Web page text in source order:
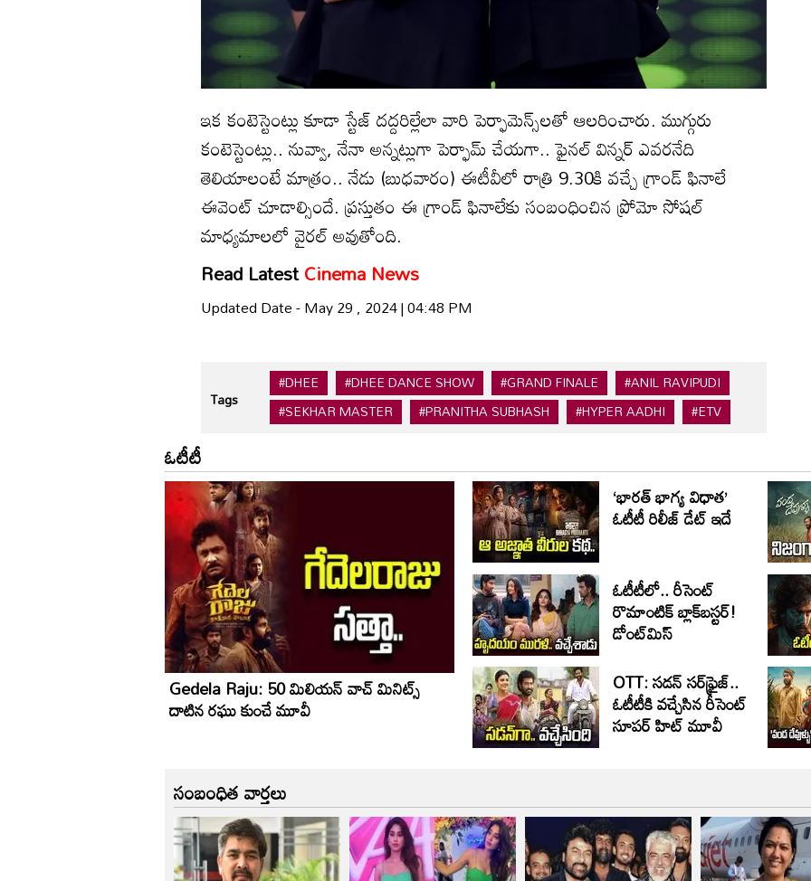
ఇక కంటెస్టెంట్లు కూడా స్టేజ్ దద్దరిల్లేలా వారి పెర్ఫామెన్స్‌‌లతో ఆలరించారు. ముగ్గురు
కంటెస్టెంట్లు.. నువ్వా, నేనా అన్నట్లుగా పెర్ఫామ్ చేయగా.. ఫైనల్ విన్నర్ ఎవరనేది
తెలియాలంటే మాత్రం.. నేడు (బుధవారం) ఈటీవీలో రాత్రి 9.30కి వచ్చే గ్రాండ్ ఫినాలే
ఈవెంట్ చూడాల్సిందే. ప్రస్తుతం ఈ గ్రాండ్ ఫినాలేకు సంబంధించిన ప్రోమో సోషల్
మాధ్యమాలలో వైరల్ అవుతోంది.
Read LatestCinema News
Updated Date - May 29 , 2024 | 04:48 PM
Tags
#DHEE #DHEE DANCE SHOW #GRAND FINALE
#ANIL RAVIPUDI
#SEKHAR MASTER
#PRANITHA SUBHASH #HYPER AADHI #ETV
ఓటీటీ
Gedela Raju: 50 మిలియన్‌ వాచ్‌ మినిట్స్‌
దాటిన రఘు కుంచే మూవీ
‘భారత్ భాగ్య విధాత’
ఓటీటీ రిలీజ్‌ డేట్‌ ఇదే
ఓటీటీలో.. రీసెంట్
రొమాంటిక్‌ బ్లాక్‌బ‌స్ట‌ర్‌!
డోంట్‌మిస్‌
OTT: స‌డ‌న్ స‌ర్‌ఫ్రైజ్‌..
ఓటీటీకి వ‌చ్చేసిన రీసెంట్
సూప‌ర్ హిట్ మూవీ
సంబంధిత వార్తలు